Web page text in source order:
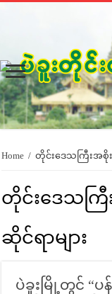
Home / တိုင်းဒေသကြီးအစိုး
တိုင်းဒေသကြီ
ဆိုင်ရာများ
ပဲခူးမြို့တွင် “ပ